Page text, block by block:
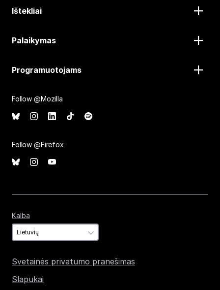
Ištekliai
Palaikymas
Programuotojams
Follow @Mozilla
Follow @Firefox
Kalba
Svetainės privatumo pranešimas
Slapukai